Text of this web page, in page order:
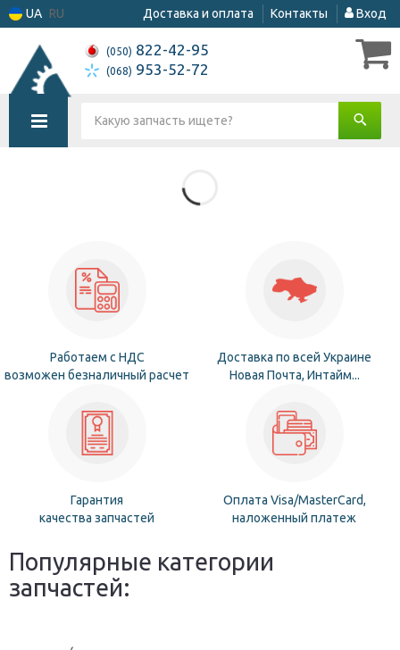
UA RU Доставка и оплата Контакты Вход
(050) 822-42-95
(068) 953-52-72
Работаем с НДС
возможен безналичный расчет
Доставка по всей Украине
Новая Почта, Интайм...
Гарантия
качества запчастей
Оплата Visa/MasterCard,
наложенный платеж
Популярные категории
запчастей: